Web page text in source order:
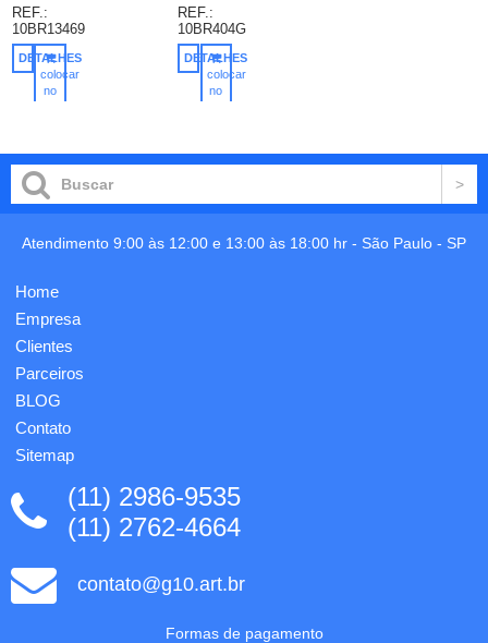
para
carro,
produzida
em
couro
19,1cm.
gravação
já
REF.:
10BR13469
DETALHES
colocar
no
Green
235ml,
produto
feito
madeira,
em 1
incluso.
REF.:
10BR404G
DETALHES
colocar
no
Atendimento 9:00 às 12:00 e 13:00 às 18:00 hr - São Paulo - SP
Home
Empresa
Clientes
Parceiros
BLOG
Contato
Sitemap
(11) 2986-9535
(11) 2762-4664
contato@g10.art.br
Formas de pagamento